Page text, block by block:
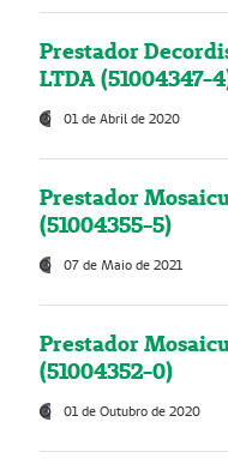
Prestador
LTDA (51004347-
01 de Abril de 2020
Prestador
(51004355-5)
07 de Maio de 2021
Prestador
(51004352-0)
01 de Outubro de 2020